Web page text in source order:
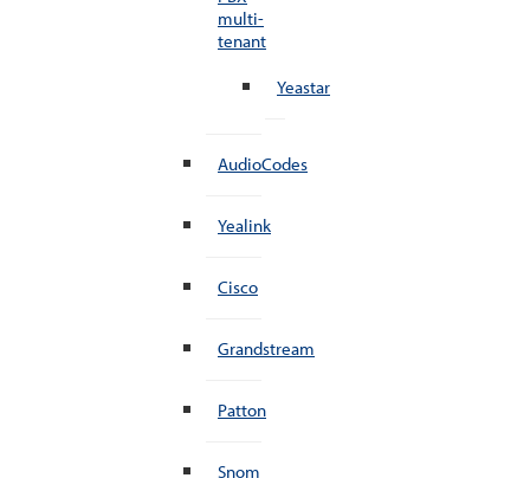
multi-
tenant
Yeastar
AudioCodes
Yealink
Cisco
Grandstream
Patton
Snom